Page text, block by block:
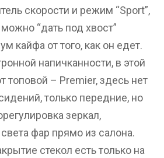
скорости и режим “Sport”,
“дать под хвост”
кайфа от того, как он едет.
напичканности, в этой
топовой – Premier, здесь нет
только передние, но
зеркал,
фар прямо из салона.
стекол есть только на